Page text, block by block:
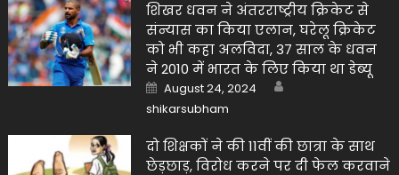
शिखर धवन ने अंतरराष्ट्रीय क्रिकेट से
संन्यास का किया एलान, घरेलू क्रिकेट
को भी कहा अलविदा, 37 साल के धवन
ने 2010 में भारत के लिए किया था डेब्यू
Posted
on
August 24, 2024
shikarsubham
दो शिक्षकों ने की 11वीं की छात्रा के साथ
छेड़छाड़, विरोध करने पर दी फेल करवाने